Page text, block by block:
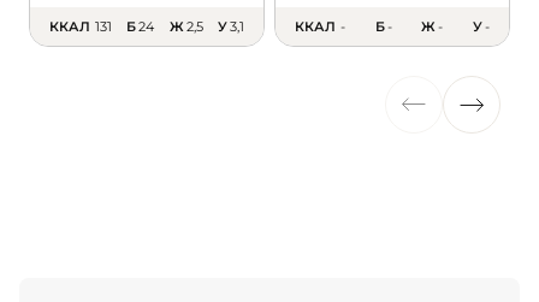
ККАЛ 131 Б24 Ж2,5 У3,1 ККАЛ - Б- Ж- У-